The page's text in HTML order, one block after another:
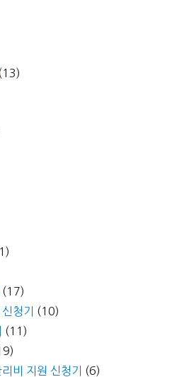
(17)
청기
(10)
(11)
비 지원 신청기
(6)